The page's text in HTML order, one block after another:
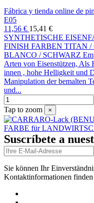
Fábrica y tienda online de
E05
11,56 € 15,41 €
SYNTHETISCHE
FINISH FARBEN TITAN /
BLANCO / SCHWARZ
Arten von Eisenstützen, Als
innen , hohe Helligkeit und
Manipulation der bemalten
und...
Tap to zoom ×
Suscríbete a
Sie können Ihr
Kontaktinformationen